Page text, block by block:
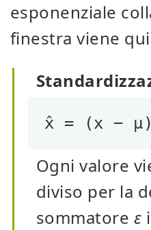
esponenziale
finestra viene
x̂ = (x −
Ogni valore
diviso per la
sommatore ε